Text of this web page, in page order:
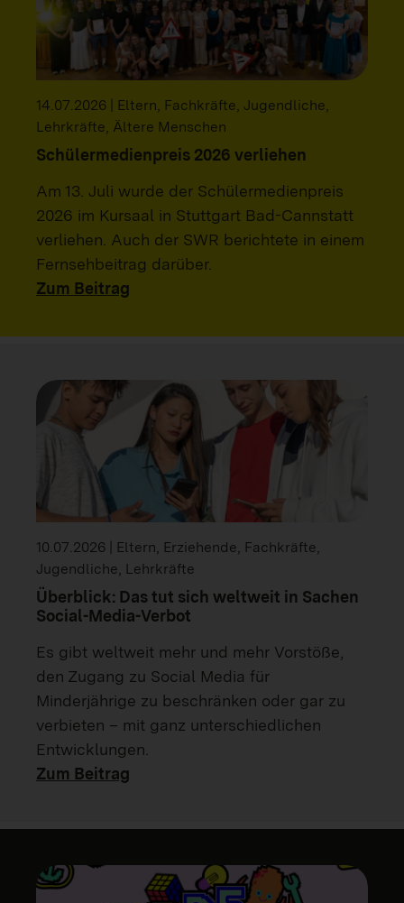
14.07.2026 | Eltern, Fachkräfte, Jugendliche,
Lehrkräfte, Ältere Menschen
Schülermedienpreis 2026 verliehen
Am 13. Juli wurde der Schülermedienpreis
2026 im Kursaal in Stuttgart Bad-Cannstatt
verliehen. Auch der SWR berichtete in einem
Fernsehbeitrag darüber.
Zum Beitrag
10.07.2026 | Eltern, Erziehende, Fachkräfte,
Jugendliche, Lehrkräfte
Überblick: Das tut sich weltweit in Sachen
Social-Media-Verbot
Es gibt weltweit mehr und mehr Vorstöße,
den Zugang zu Social Media für
Minderjährige zu beschränken oder gar zu
verbieten – mit ganz unterschiedlichen
Entwicklungen.
Zum Beitrag